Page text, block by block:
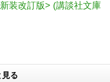
装改訂版> (講談社文庫
見る